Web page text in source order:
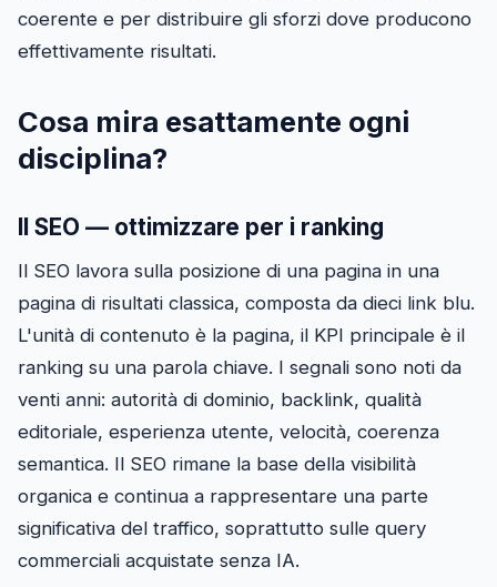
coerente e per distribuire gli sforzi dove producono
effettivamente risultati.
Cosa mira esattamente ogni
disciplina?
Il SEO — ottimizzare per i ranking
Il SEO lavora sulla posizione di una pagina in una
pagina di risultati classica, composta da dieci link blu.
L'unità di contenuto è la pagina, il KPI principale è il
ranking su una parola chiave. I segnali sono noti da
venti anni: autorità di dominio, backlink, qualità
editoriale, esperienza utente, velocità, coerenza
semantica. Il SEO rimane la base della visibilità
organica e continua a rappresentare una parte
significativa del traffico, soprattutto sulle query
commerciali acquistate senza IA.